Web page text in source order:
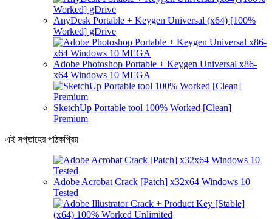
AnyDesk Portable + Keygen Universal (x64) [100%
Worked] gDrive
Adobe Photoshop Portable + Keygen Universal x86-
x64 Windows 10 MEGA
SketchUp Portable tool 100% Worked [Clean]
Premium
এই সপ্তাহের পাঠকপ্রিয়
Adobe Acrobat Crack [Patch] x32x64 Windows 10
Tested